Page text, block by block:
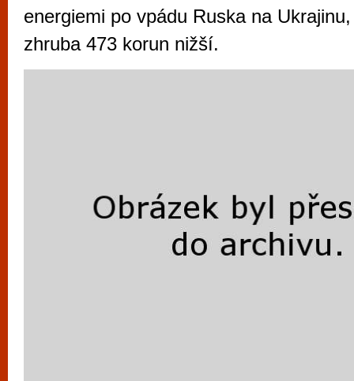
energiemi po vpádu Ruska na
zhruba 473 korun nižší.